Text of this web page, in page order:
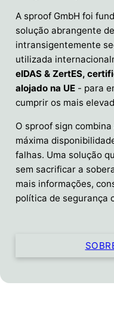
A sproof GmbH foi
solução abrangente
intransigentemente
utilizada
eIDAS & ZertES,
alojado na UE - para
cumprir os mais
O sproof sign
máxima
falhas. Uma solução
sem sacrificar a
mais informações,
política de segurança